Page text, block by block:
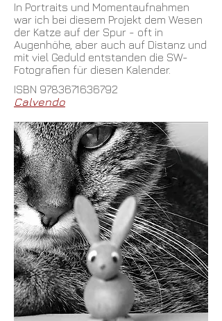
In Portraits und Momentaufnahmen
war ich bei diesem Projekt dem Wesen
der Katze auf der Spur - oft in
Augenhöhe, aber auch auf Distanz und
mit viel Geduld entstanden die SW-
Fotografien für diesen Kalender.
ISBN 9783671636792
Calvendo